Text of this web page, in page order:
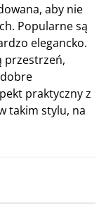
aby nie
Popularne są
elegancko.
przestrzeń,
praktyczny z
takim stylu, na